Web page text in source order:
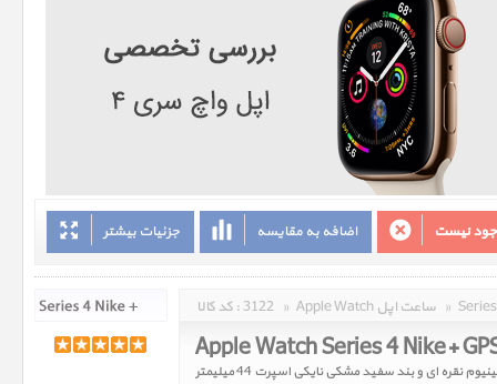
جزئیات بیشتر اضافه به مقایسه نیست
کد کالا : 3122 » Apple Watch ساعت اپل »